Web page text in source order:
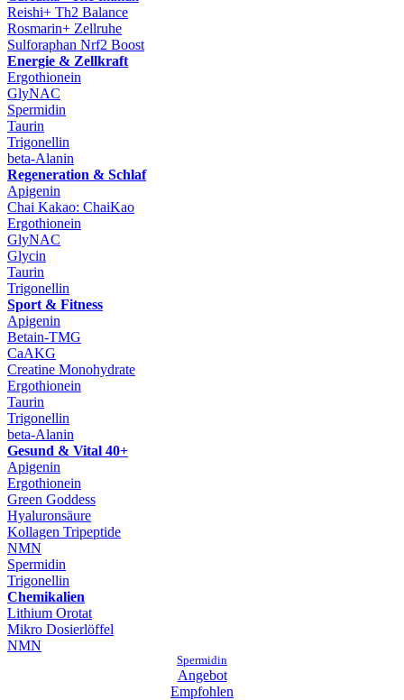
Reishi+ Th2 Balance
Rosmarin+ Zellruhe
Sulforaphan Nrf2 Boost
Energie & Zellkraft
Ergothionein
GlyNAC
Spermidin
Taurin
Trigonellin
beta-Alanin
Regeneration & Schlaf
Apigenin
Chai Kakao: ChaiKao
Ergothionein
GlyNAC
Glycin
Taurin
Trigonellin
Sport & Fitness
Apigenin
Betain-TMG
CaAKG
Creatine Monohydrate
Ergothionein
Taurin
Trigonellin
beta-Alanin
Gesund & Vital 40+
Apigenin
Ergothionein
Green Goddess
Hyaluronsäure
Kollagen Tripeptide
NMN
Spermidin
Trigonellin
Chemikalien
Lithium Orotat
Mikro Dosierlöffel
NMN
Spermidin
Angebot
Empfohlen